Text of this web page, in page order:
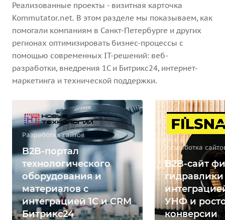
Реализованные проекты - визитная карточка
Kommutator.net. В этом разделе мы показываем, как
помогали компаниям в Санкт-Петербурге и других
регионах оптимизировать бизнес-процессы с
помощью современных IT-решений: веб-
разработки, внедрения 1С и Битрикс24, интернет-
маркетинга и технической поддержки.
Разработка сайтов
B2B-портал
технологического
оборудования и
материалов с
интеграцией 1С и CRM
Битрикс24
Разработка
B2B-сайт
гидравлики
УНФ и
конверсии